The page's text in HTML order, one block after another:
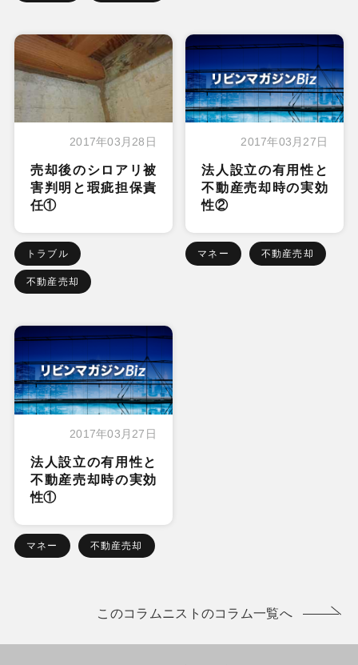
2017年03月28日
売却後のシロアリ被
害判明と瑕疵担保責
任①
トラブル
不動産売却
2017年03月27日
法人設立の有用性と
不動産売却時の実効
性②
マネー 不動産売却
2017年03月27日
法人設立の有用性と
不動産売却時の実効
性①
マネー 不動産売却
このコラムニストのコラム一覧へ